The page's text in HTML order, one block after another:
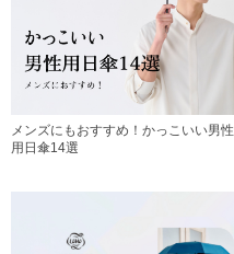
メンズにもおすすめ！かっこいい男性
用日傘14選